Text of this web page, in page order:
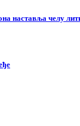
наставља челу